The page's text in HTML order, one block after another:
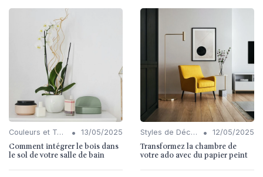
Couleurs et Textures • 13/05/2025
Comment intégrer le bois dans
le sol de votre salle de bain
Styles de Décoration Intérieure • 12/05/2025
Transformez la chambre de
votre ado avec du papier peint